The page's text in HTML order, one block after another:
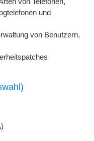
und
von Benutzern,